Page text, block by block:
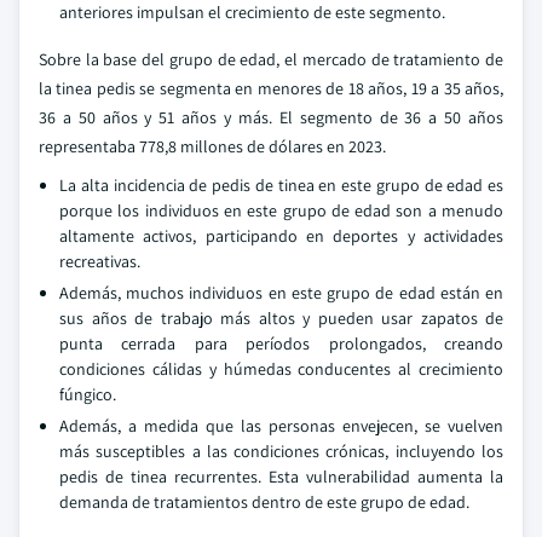
anteriores impulsan el crecimiento de este segmento.
Sobre la base del grupo de edad, el mercado de tratamiento de
la tinea pedis se segmenta en menores de 18 años, 19 a 35 años,
36 a 50 años y 51 años y más. El segmento de 36 a 50 años
representaba 778,8 millones de dólares en 2023.
La alta incidencia de pedis de tinea en este grupo de edad es
porque los individuos en este grupo de edad son a menudo
altamente activos, participando en deportes y actividades
recreativas.
Además, muchos individuos en este grupo de edad están en
sus años de trabajo más altos y pueden usar zapatos de
punta cerrada para períodos prolongados, creando
condiciones cálidas y húmedas conducentes al crecimiento
fúngico.
Además, a medida que las personas envejecen, se vuelven
más susceptibles a las condiciones crónicas, incluyendo los
pedis de tinea recurrentes. Esta vulnerabilidad aumenta la
demanda de tratamientos dentro de este grupo de edad.